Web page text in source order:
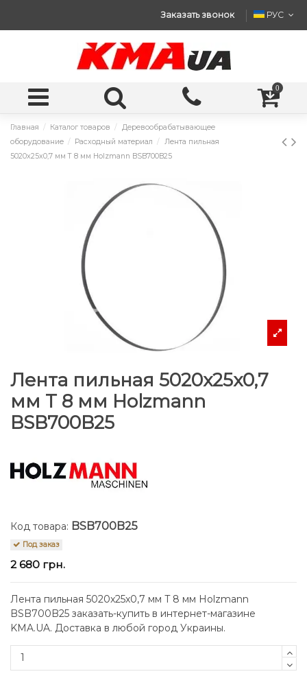
Заказать звонок РУС
0
Главная Каталог товаров
Деревообрабатывающее
оборудование
Расходный материал
Лента пильная
5020x25x0,7 мм T 8 мм Holzmann BSB700B25
Лента пильная 5020x25x0,7
мм T 8 мм Holzmann
BSB700B25
Код товара: BSB700B25
Под заказ
2 680 грн.
Лента пильная 5020x25x0,7 мм T 8 мм Holzmann
BSB700B25 заказать-купить в интернет-магазине
KMA.UA. Доставка в любой город Украины.